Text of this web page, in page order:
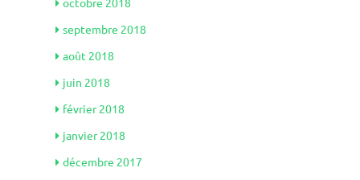
septembre 2018
août 2018
juin 2018
février 2018
janvier 2018
décembre 2017